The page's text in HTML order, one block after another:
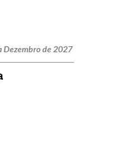
Dezembro de 2027